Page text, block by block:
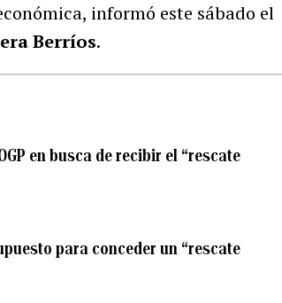
informó este sábado el
Berríos.
en busca de recibir el “rescate
para conceder un “rescate